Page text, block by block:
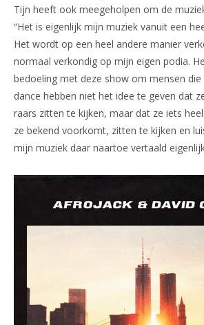
Tijn heeft ook meegeholpen om de
“Het is eigenlijk mijn muziek vanuit een
Het wordt op een heel andere manier
normaal verkondig op mijn eigen podia.
bedoeling met deze show om mensen
dance hebben niet het idee te geven dat
raars zitten te kijken, maar dat ze iets heel
ze bekend voorkomt, zitten te kijken en
mijn muziek daar naartoe vertaald